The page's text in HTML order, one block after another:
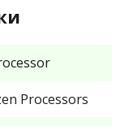
Processors